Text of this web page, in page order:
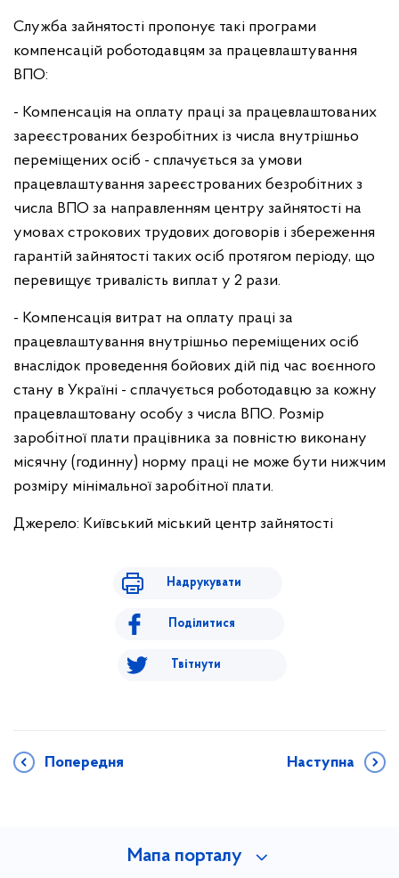
Служба зайнятості пропонує такі програми
компенсацій роботодавцям за працевлаштування
ВПО:
- Компенсація на оплату праці за працевлаштованих
зареєстрованих безробітних із числа внутрішньо
переміщених осіб - сплачується за умови
працевлаштування зареєстрованих безробітних з
числа ВПО за направленням центру зайнятості на
умовах строкових трудових договорів і збереження
гарантій зайнятості таких осіб протягом періоду, що
перевищує тривалість виплат у 2 рази.
- Компенсація витрат на оплату праці за
працевлаштування внутрішньо переміщених осіб
внаслідок проведення бойових дій під час воєнного
стану в Україні - сплачується роботодавцю за кожну
працевлаштовану особу з числа ВПО. Розмір
заробітної плати працівника за повністю виконану
місячну (годинну) норму праці не може бути нижчим
розміру мінімальної заробітної плати.
Джерело: Київський міський центр зайнятості
Надрукувати
Поділитися
Твітнути
Попередня Наступна
Мапа порталу